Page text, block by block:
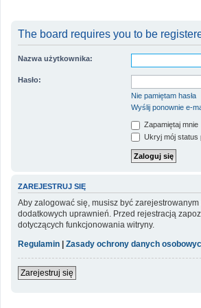
The board requires you to be
Nazwa użytkownika:
Hasło:
Nie pamiętam hasła
Wyślij ponownie e-
Zapamiętaj mnie
Ukryj mój status
ZAREJESTRUJ SIĘ
Aby zalogować się, musisz być
dodatkowych uprawnień. Przed rejestracją
dotyczących funkcjonowania witryny.
Regulamin | Zasady ochrony danych
Zarejestruj się